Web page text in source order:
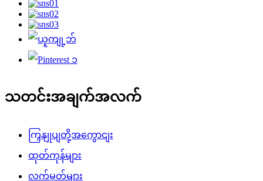
သတင်းအချက်အလက်
ကြှနျုပျတို့အကွောငျး
ထုတ်ကုန်များ
လက်မှတ်များ